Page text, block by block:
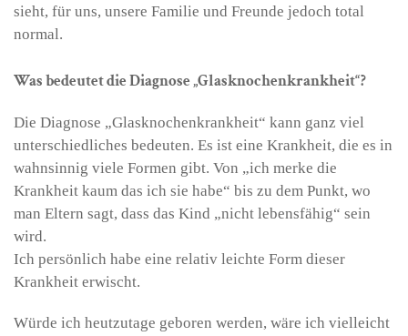
sieht, für uns, unsere Familie und Freunde jedoch total
normal.
Was bedeutet die Diagnose „Glasknochenkrankheit“?
Die Diagnose „Glasknochenkrankheit“ kann ganz viel
unterschiedliches bedeuten. Es ist eine Krankheit, die es in
wahnsinnig viele Formen gibt. Von „ich merke die
Krankheit kaum das ich sie habe“ bis zu dem Punkt, wo
man Eltern sagt, dass das Kind „nicht lebensfähig“ sein
wird.
Ich persönlich habe eine relativ leichte Form dieser
Krankheit erwischt.
Würde ich heutzutage geboren werden, wäre ich vielleicht